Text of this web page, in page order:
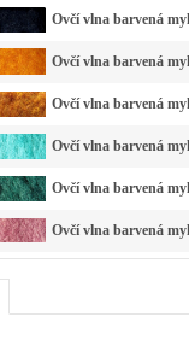
Ovčí vlna barvená
Ovčí vlna barvená
Ovčí vlna barvená
Ovčí vlna barvená
Ovčí vlna barvená
Ovčí vlna barvená